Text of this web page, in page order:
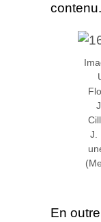
contenu.
J.
En